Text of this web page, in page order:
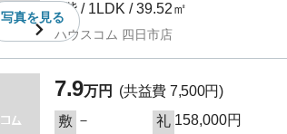
写真を見る
2階 / 1LDK / 39.52㎡
ハウスコム 四日市店
7.9万円
(共益費 7,500円)
敷 － 礼 158,000円